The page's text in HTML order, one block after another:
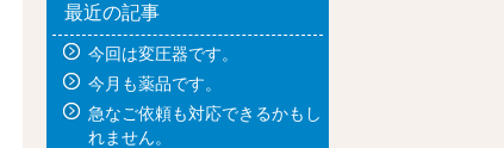
最近の記事
今回は変圧器です。
今月も薬品です。
急なご依頼も対応できるかもし
れません。